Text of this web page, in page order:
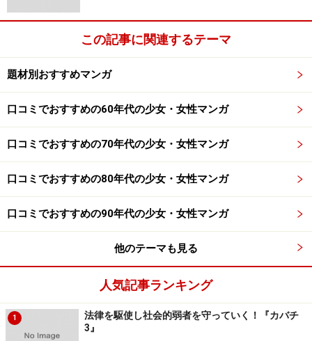
この記事に関連するテーマ
題材別おすすめマンガ
口コミでおすすめの60年代の少女・女性マンガ
口コミでおすすめの70年代の少女・女性マンガ
口コミでおすすめの80年代の少女・女性マンガ
口コミでおすすめの90年代の少女・女性マンガ
他のテーマも見る
人気記事ランキング
1
法律を駆使し社会的弱者を守っていく！『カバチ
3』